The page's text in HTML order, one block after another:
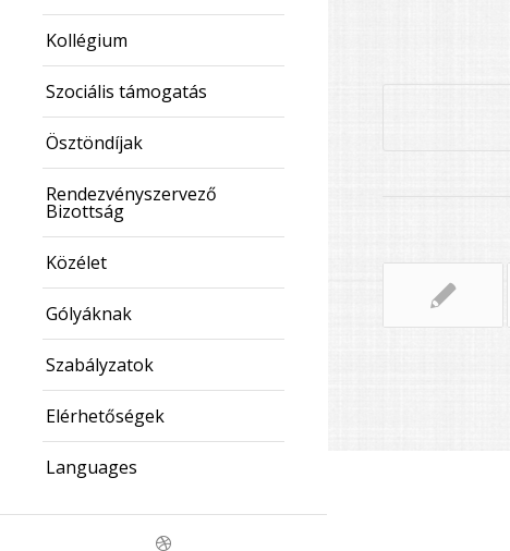
Kollégium
Szociális támogatás
Ösztöndíjak
Rendezvényszervező
Bizottság
Közélet
Gólyáknak
Szabályzatok
Elérhetőségek
Languages